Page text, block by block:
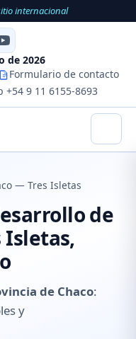
internacional
de 2026
Formulario de contacto
+54 9 11 6155-8693
— Tres Isletas
de
Isletas,
de Chaco:
y